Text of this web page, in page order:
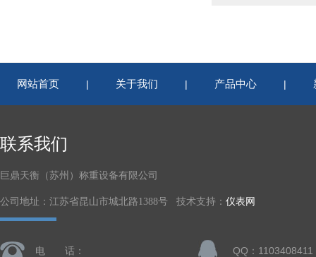
网站首页 | 关于我们 | 产品中心 |
联系我们
巨鼎天衡（苏州）称重设备有限公司
公司地址：江苏省昆山市城北路1388号 技术支持： 仪表网
电 话： QQ：1103408411